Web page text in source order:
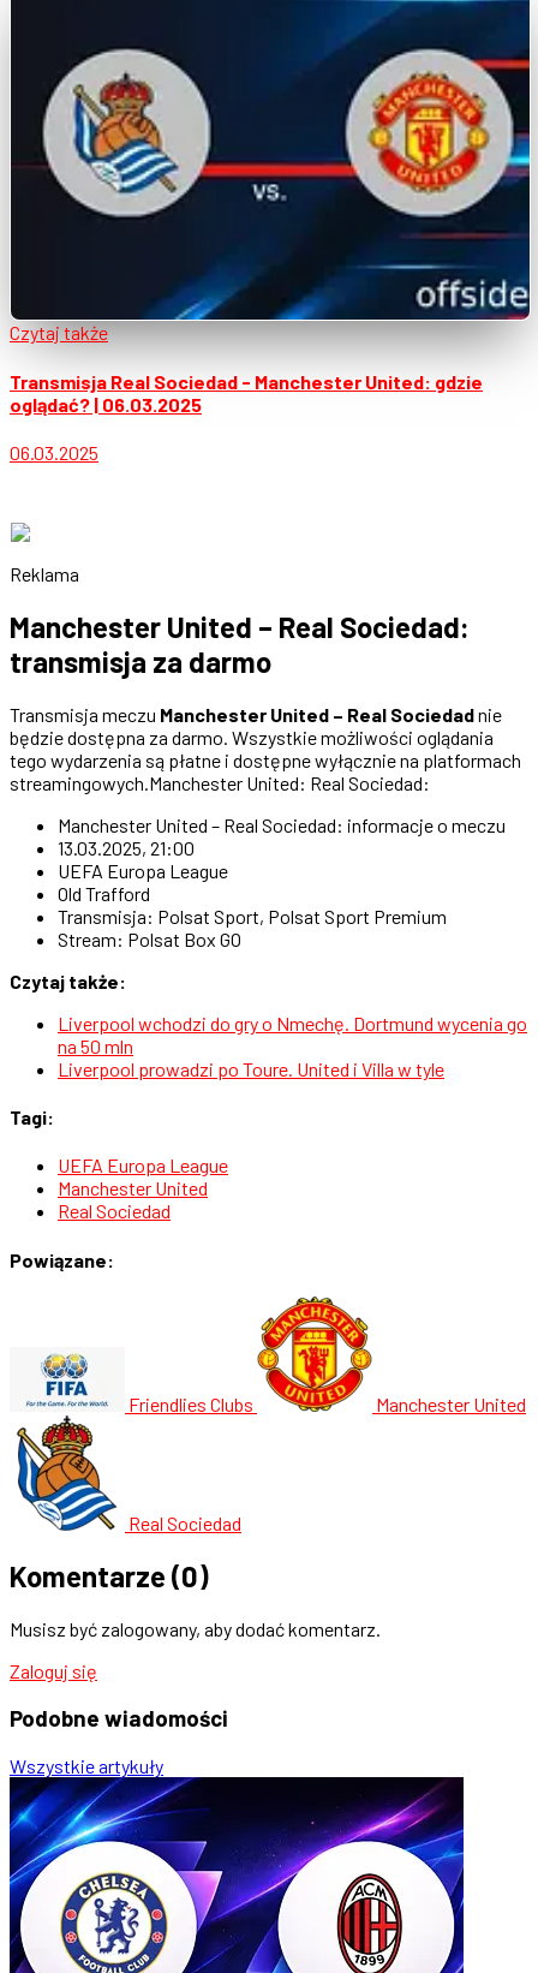
Czytaj także
Transmisja Real Sociedad - Manchester United: gdzie
oglądać? | 06.03.2025
06.03.2025
Reklama
Manchester United – Real Sociedad:
transmisja za darmo
Transmisja meczu Manchester United – Real Sociedadnie
będzie dostępna za darmo. Wszystkie możliwości oglądania
tego wydarzenia są płatne i dostępne wyłącznie na platformach
streamingowych.Manchester United: Real Sociedad:
Manchester United – Real Sociedad: informacje o meczu
13.03.2025, 21:00
UEFA Europa League
Old Trafford
Transmisja: Polsat Sport, Polsat Sport Premium
Stream: Polsat Box GO
Czytaj także:
Liverpool wchodzi do gry o Nmechę. Dortmund wycenia go
na 50 mln
Liverpool prowadzi po Toure. United i Villa w tyle
Tagi:
UEFA Europa League
Manchester United
Real Sociedad
Powiązane:
Friendlies Clubs Manchester United
Real Sociedad
Komentarze (0)
Musisz być zalogowany, aby dodać komentarz.
Zaloguj się
Podobne wiadomości
Wszystkie artykuły